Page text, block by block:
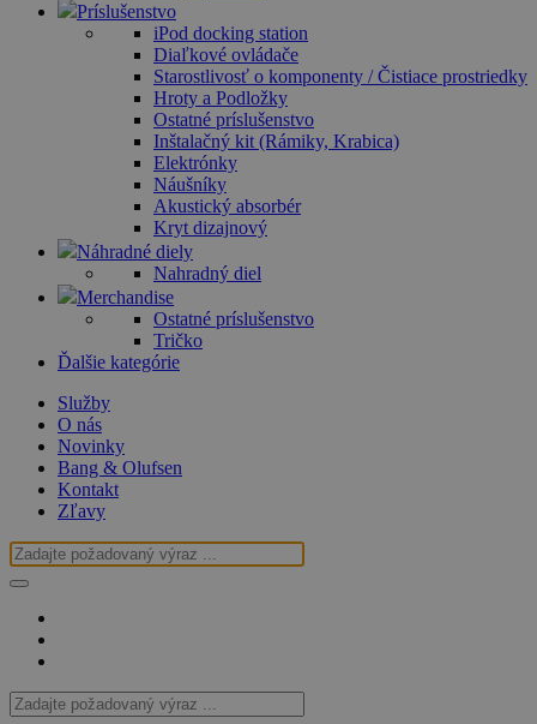
Príslušenstvo
iPod docking station
Diaľkové ovládače
Starostlivosť o komponenty / Čistiace prostriedky
Hroty a Podložky
Ostatné príslušenstvo
Inštalačný kit (Rámiky, Krabica)
Elektrónky
Náušníky
Akustický absorbér
Kryt dizajnový
Náhradné diely
Nahradný diel
Merchandise
Ostatné príslušenstvo
Tričko
Ďalšie kategórie
Služby
O nás
Novinky
Bang & Olufsen
Kontakt
Zľavy